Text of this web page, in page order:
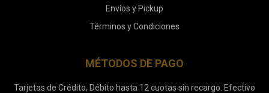
Envíos y Pickup
Términos y Condiciones
MÉTODOS DE PAGO
Tarjetas de Crédito, Débito hasta 12 cuotas sin recargo. Efectivo